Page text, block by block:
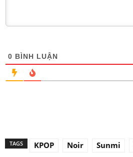
0 BÌNH LUẬN
TAGS KPOP Noir Sunmi